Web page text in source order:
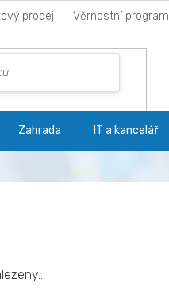
prodej Věrnostní program
Zahrada IT a kancelář